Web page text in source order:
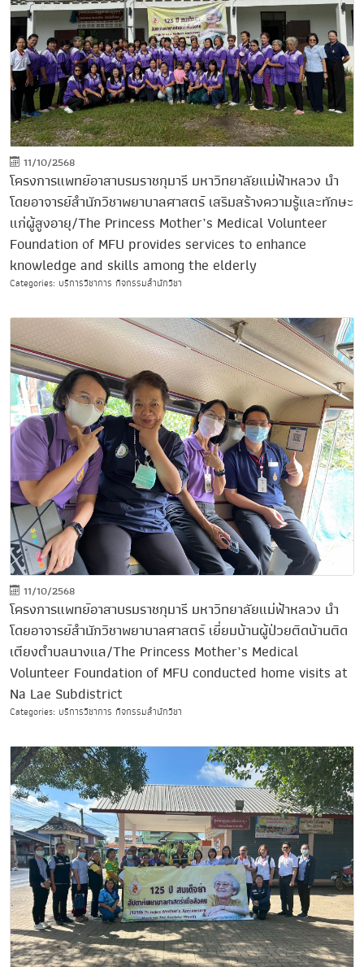
11/10/2568
โครงการแพทย์อาสาบรมราชกุมารี มหาวิทยาลัยแม่ฟ้าหลวง นำ
โดยอาจารย์สำนักวิชาพยาบาลศาสตร์ เสริมสร้างความรู้และทักษะ
แก่ผู้สูงอายุ/The Princess Mother’s Medical Volunteer
Foundation of MFU provides services to enhance
knowledge and skills among the elderly
Categories: บริการวิชาการ กิจกรรมสำนักวิชา
11/10/2568
โครงการแพทย์อาสาบรมราชกุมารี มหาวิทยาลัยแม่ฟ้าหลวง นำ
โดยอาจารย์สำนักวิชาพยาบาลศาสตร์ เยี่ยมบ้านผู้ป่วยติดบ้านติด
เตียงตำบลนางแล/The Princess Mother’s Medical
Volunteer Foundation of MFU conducted home visits at
Na Lae Subdistrict
Categories: บริการวิชาการ กิจกรรมสำนักวิชา